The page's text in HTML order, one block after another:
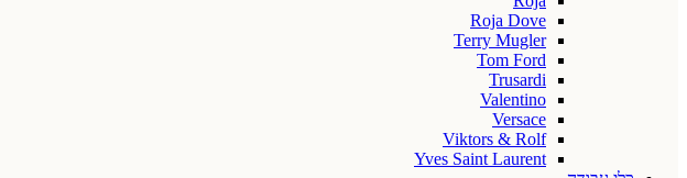
Roja Dove
Terry Mugler
Tom Ford
Trusardi
Valentino
Versace
Viktors & Rolf
Yves Saint Laurent